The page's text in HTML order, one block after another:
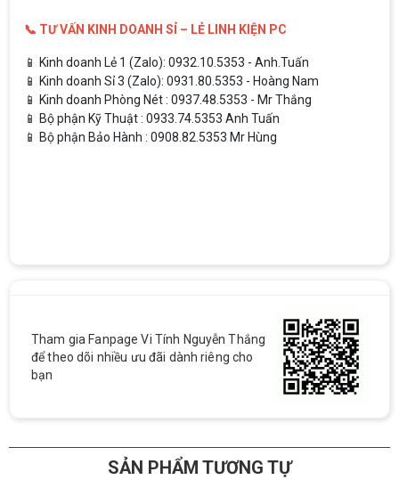
📞 TƯ VẤN KINH DOANH SỈ – LẺ LINH KIỆN PC
📱 Kinh doanh Lẻ 1 (Zalo): 0932.10.5353 - Anh.Tuấn
📱 Kinh doanh Sỉ 3 (Zalo): 0931.80.5353 - Hoàng Nam
📱 Kinh doanh Phòng Nét : 0937.48.5353 - Mr Thắng
📱 Bộ phận Kỹ Thuật : 0933.74.5353 Anh Tuấn
📱 Bộ phận Bảo Hành : 0908.82.5353 Mr Hùng
Tham gia Fanpage Vi Tính Nguyễn Thắng
để theo dõi nhiều ưu đãi dành riêng cho
bạn
SẢN PHẨM TƯƠNG TỰ